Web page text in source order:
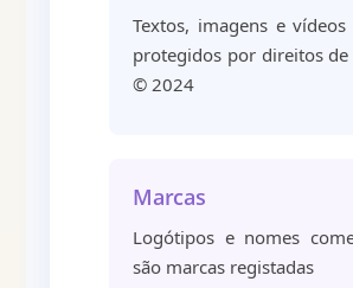
Textos, imagens e vídeos
protegidos por direitos
© 2024
Marcas
Logótipos e nomes
são marcas registadas